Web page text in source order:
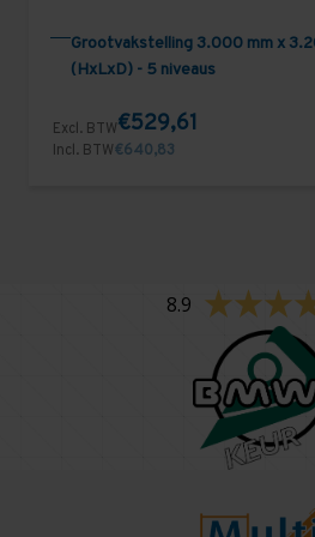
Grootvakstelling 3.000 mm x
(HxLxD) - 5 niveaus
Excl. BTW€529,61
Incl. BTW€640,83
8.9